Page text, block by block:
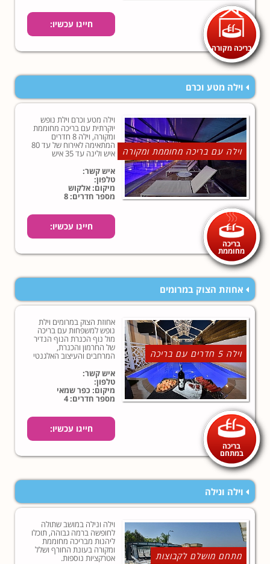
בריכה מקורה
חייגו עכשיו:
וילה מטע וכרם
וילה עם בריכה מחוממת ומקורה
בריכה
מחוממת
וילה מטע וכרם וילת נופש
יוקרתית עם בריכה מחוממת
ומקורה, וילה 8 חדרים
המתאימה לאירוח של עד 80
איש ולינה עד 35 איש
איש קשר:
טלפון:
מיקום: אלקוש
מספר חדרים: 8
חייגו עכשיו:
אחוזת הצוק במרומים
וילה 5 חדרים עם בריכה
בריכה
במתחם
אחוזת הצוק במרומים וילת
נופש למשפחות עם בריכה
מול נוף הכנרת הנוף הנדיר
של החרמון והכנרת,
המרחבים והעיצוב האלגנטי
הווילה הזו. אנחנו בדעה
שהיא בהחלט ראויה לטייטל
"אחוזה".
איש קשר:
טלפון:
מיקום: כפר שמאי
מספר חדרים: 4
חייגו עכשיו:
וילה ונילה
מתחם מושלם לקבוצות
וילה ונילה במושב שתולה
לחופשה ברמה גבוהה, תוכלו
ליהנות מבריכה מחוממת
ומקורה בעונת החורף ושלל
אטרקציות נוספות.